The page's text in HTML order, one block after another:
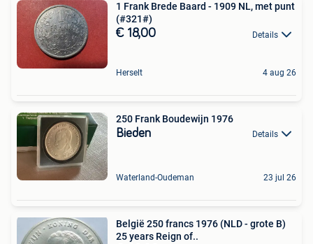
1 Frank Brede Baard - 1909 NL, met punt
(#321#)
€ 18,00 Details
Herselt 4 aug 26
250 Frank Boudewijn 1976
Bieden Details
Waterland-Oudeman 23 jul 26
België 250 francs 1976 (NLD - grote B)
25 years Reign of..